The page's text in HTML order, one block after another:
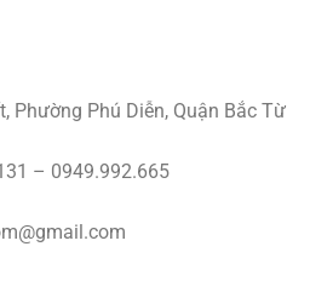
Phường Phú Diễn, Quận Bắc Từ
– 0949.992.665